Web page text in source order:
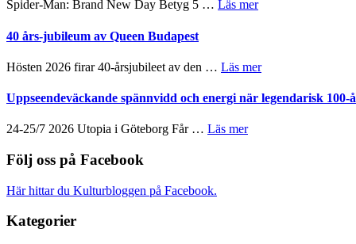
unga
Toronto
Spider-Man: Brand New Day Betyg 5 … Läs merom
New
–
40 års-jubileum av Queen Budapest
Hösten 2026 firar 40-årsjubileet av den … Läs merom
års-
jubileum
Uppseendeväckande spännvidd och energi när legendarisk
24-25/7 2026 Utopia i Göteborg Får … Läs merom
Följ oss på Facebook
Här hittar du Kulturbloggen på Facebook.
Kategorier